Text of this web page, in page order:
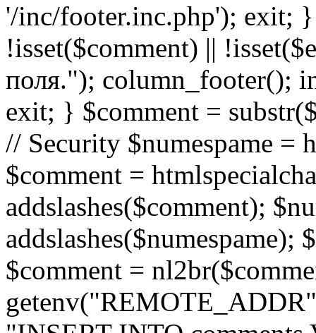
'/inc/footer.inc.php'); exit;
!isset($comment) ||
поля."); column_footer();
exit; } $comment =
// Security $numespame =
$comment =
addslashes($comment);
addslashes($numespame);
$comment =